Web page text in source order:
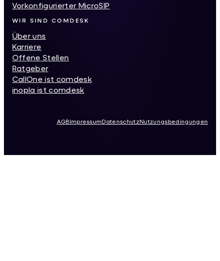
Vorkonfigurierter MicroSIP
WIR SIND COMDESK
Über uns
Karriere
Offene Stellen
Ratgeber
CallOne ist comdesk
inopla ist comdesk
AGBImpressumDatenschutzNutzungsbedingungen